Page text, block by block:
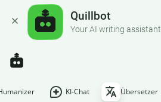
Quillbot
Your AI writing assistant
KI-Chat Übersetzer